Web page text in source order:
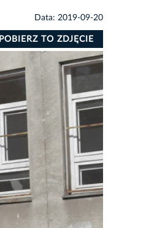
Data: 2019-09-20
POBIERZ TO ZDJĘCIE